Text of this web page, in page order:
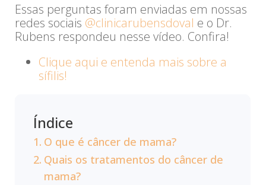
Essas perguntas foram enviadas em nossas
redes sociais @clinicarubensdoval e o Dr.
Rubens respondeu nesse vídeo. Confira! ​
Clique aqui e entenda mais sobre a
sífilis!
Índice
O que é câncer de mama?
Quais os tratamentos do câncer de
mama?